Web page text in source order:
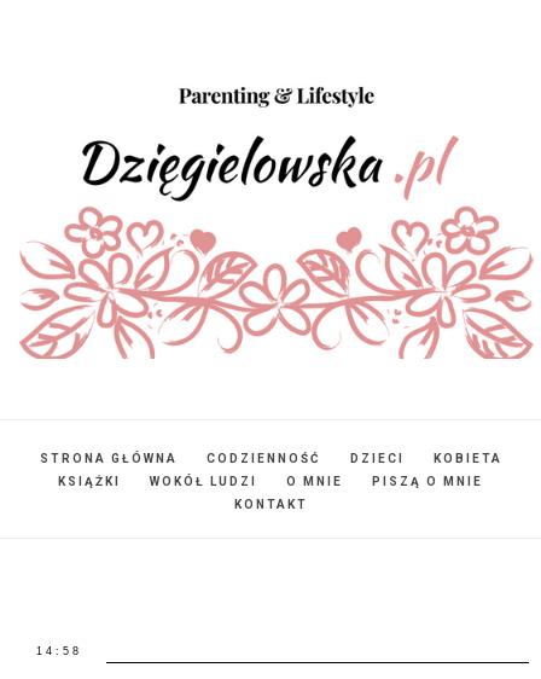
STRONA GŁÓWNA CODZIENNOŚĆ DZIECI
KOBIETA
KSIĄŻKI
WOKÓŁ LUDZI O MNIE
PISZĄ O MNIE
KONTAKT
14:58